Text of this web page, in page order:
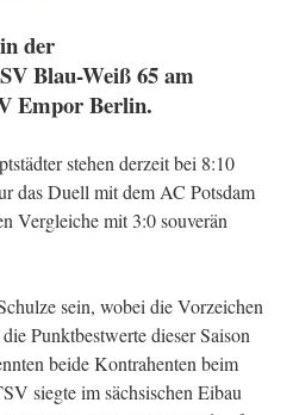
der
Blau-Weiß 65 am
Empor Berlin.
stehen derzeit bei 8:10
das Duell mit dem AC Potsdam
Vergleiche mit 3:0 souverän
sein, wobei die Vorzeichen
Punktbestwerte dieser Saison
beide Kontrahenten beim
siegte im sächsischen Eibau